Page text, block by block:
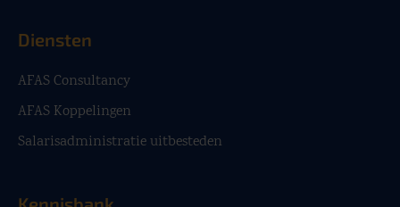
Diensten
AFAS Consultancy
AFAS Koppelingen
Salarisadministratie uitbesteden